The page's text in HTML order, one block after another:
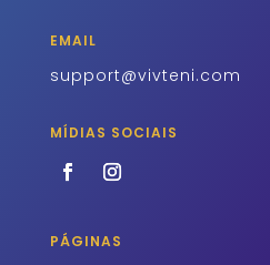
EMAIL
support@vivteni.com
MÍDIAS SOCIAIS
PÁGINAS